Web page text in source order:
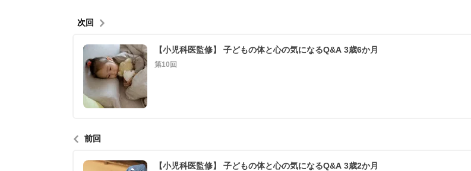
次回
【小児科医監修】 子どもの体と心の気になるQ&A 3歳6か月
第10回
前回
【小児科医監修】 子どもの体と心の気になるQ&A 3歳2か月